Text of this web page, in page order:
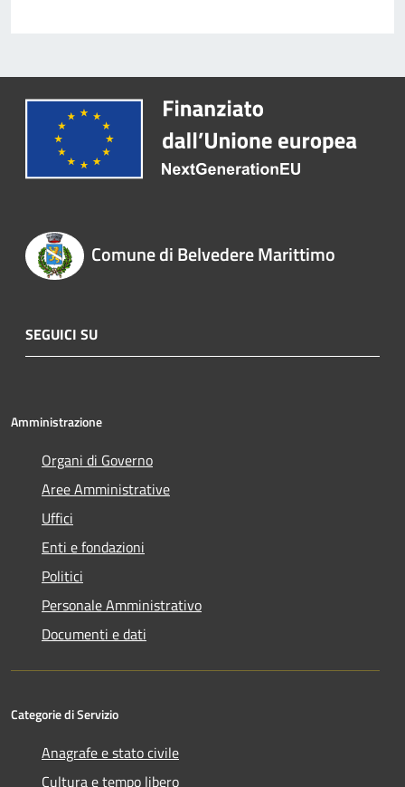
Comune di Belvedere Marittimo
SEGUICI SU
Amministrazione
Organi di Governo
Aree Amministrative
Uffici
Enti e fondazioni
Politici
Personale Amministrativo
Documenti e dati
Categorie di Servizio
Anagrafe e stato civile
Cultura e tempo libero